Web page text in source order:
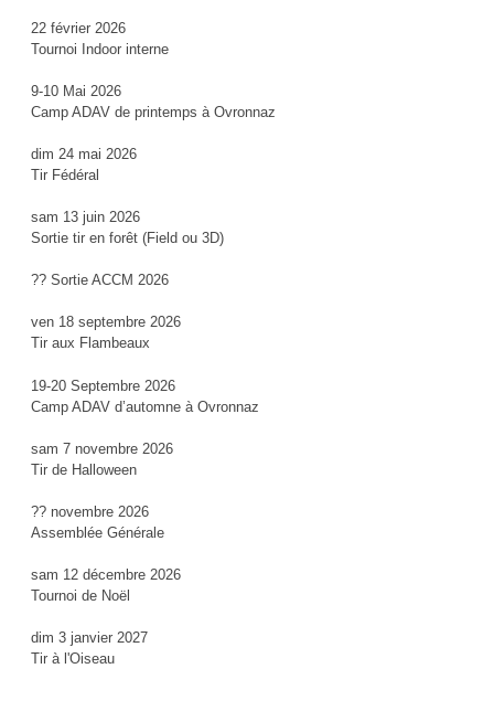
22 février 2026
Tournoi Indoor interne
9-10 Mai 2026
Camp ADAV de printemps à Ovronnaz
dim 24 mai 2026
Tir Fédéral
sam 13 juin 2026
Sortie tir en forêt (Field ou 3D)
?? Sortie ACCM 2026
ven 18 septembre 2026
Tir aux Flambeaux
19-20 Septembre 2026
Camp ADAV d’automne à Ovronnaz
sam 7 novembre 2026
Tir de Halloween
?? novembre 2026
Assemblée Générale
sam 12 décembre 2026
Tournoi de Noël
dim 3 janvier 2027
Tir à l'Oiseau